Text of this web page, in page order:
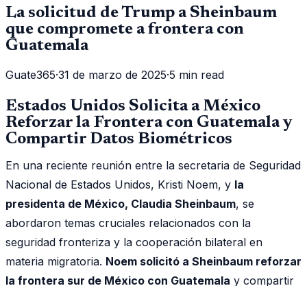
La solicitud de Trump a Sheinbaum
que compromete a frontera con
Guatemala
Guate365·31 de marzo de 2025·5 min read
Estados Unidos Solicita a México
Reforzar la Frontera con Guatemala y
Compartir Datos Biométricos
En una reciente reunión entre la secretaria de Seguridad
Nacional de Estados Unidos, Kristi Noem, y la
presidenta de México, Claudia Sheinbaum, se
abordaron temas cruciales relacionados con la
seguridad fronteriza y la cooperación bilateral en
materia migratoria. Noem solicitó a Sheinbaum reforzar
la frontera sur de México con Guatemala y compartir